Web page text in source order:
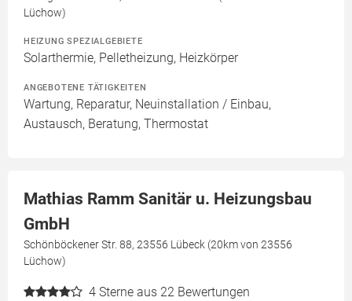
Lüchow)
HEIZUNG SPEZIALGEBIETE
Solarthermie, Pelletheizung, Heizkörper
ANGEBOTENE TÄTIGKEITEN
Wartung, Reparatur, Neuinstallation / Einbau,
Austausch, Beratung, Thermostat
Mathias Ramm Sanitär u. Heizungsbau
GmbH
Schönböckener Str. 88, 23556 Lübeck (20km von 23556
Lüchow)
4 Sterne aus 22 Bewertungen